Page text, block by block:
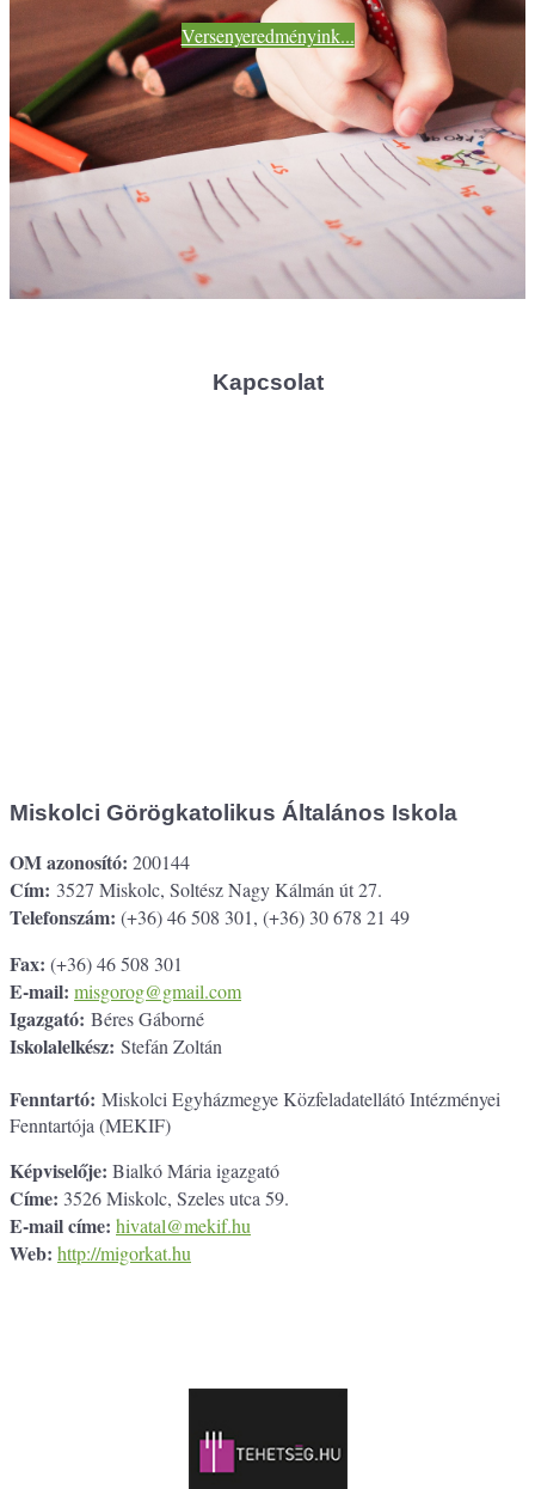
Versenyeredményink...
Kapcsolat
Miskolci Görögkatolikus Általános Iskola
OM azonosító: 200144
Cím: 3527 Miskolc, Soltész Nagy Kálmán út 27.
Telefonszám: (+36) 46 508 301, (+36) 30 678 21 49
Fax: (+36) 46 508 301
E-mail: misgorog@gmail.com
Igazgató: Béres Gáborné
Iskolalelkész: Stefán Zoltán
Fenntartó: Miskolci Egyházmegye Közfeladatellátó Intézményei
Fenntartója (MEKIF)
Képviselője: Bialkó Mária igazgató
Címe: 3526 Miskolc, Szeles utca 59.
E-mail címe: hivatal@mekif.hu
Web: http://migorkat.hu